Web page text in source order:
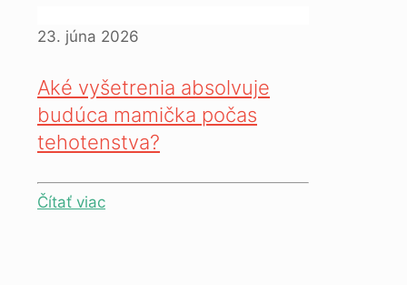
23. júna 2026
Aké vyšetrenia absolvuje
budúca mamička počas
tehotenstva?
Čítať viac